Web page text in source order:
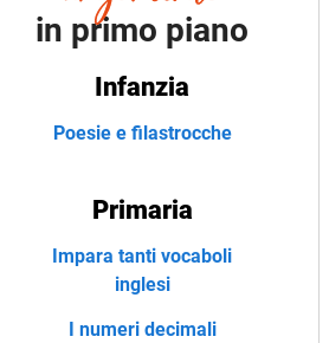
in primo piano
Infanzia
Poesie e filastrocche
Primaria
Impara tanti vocaboli
inglesi
I numeri decimali